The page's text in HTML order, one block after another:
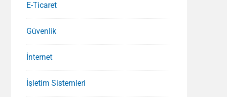
E-Ticaret
Güvenlik
İnternet
İşletim Sistemleri